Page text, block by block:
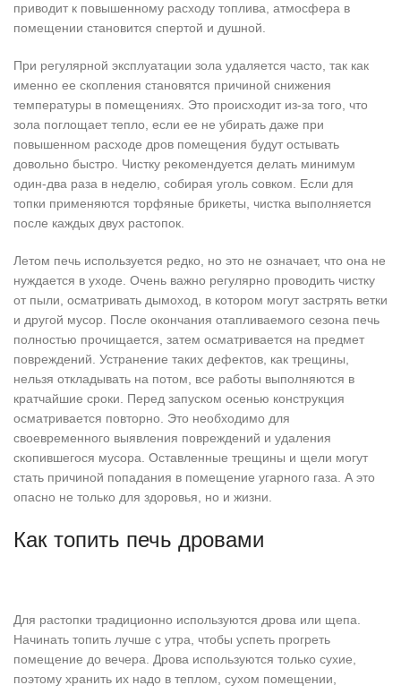
приводит к повышенному расходу топлива, атмосфера в
помещении становится спертой и душной.
При регулярной эксплуатации зола удаляется часто, так как
именно ее скопления становятся причиной снижения
температуры в помещениях. Это происходит из-за того, что
зола поглощает тепло, если ее не убирать даже при
повышенном расходе дров помещения будут остывать
довольно быстро. Чистку рекомендуется делать минимум
один-два раза в неделю, собирая уголь совком. Если для
топки применяются торфяные брикеты, чистка выполняется
после каждых двух растопок.
Летом печь используется редко, но это не означает, что она не
нуждается в уходе. Очень важно регулярно проводить чистку
от пыли, осматривать дымоход, в котором могут застрять ветки
и другой мусор. После окончания отапливаемого сезона печь
полностью прочищается, затем осматривается на предмет
повреждений. Устранение таких дефектов, как трещины,
нельзя откладывать на потом, все работы выполняются в
кратчайшие сроки. Перед запуском осенью конструкция
осматривается повторно. Это необходимо для
своевременного выявления повреждений и удаления
скопившегося мусора. Оставленные трещины и щели могут
стать причиной попадания в помещение угарного газа. А это
опасно не только для здоровья, но и жизни.
Как топить печь дровами
Для растопки традиционно используются дрова или щепа.
Начинать топить лучше с утра, чтобы успеть прогреть
помещение до вечера. Дрова используются только сухие,
поэтому хранить их надо в теплом, сухом помещении,